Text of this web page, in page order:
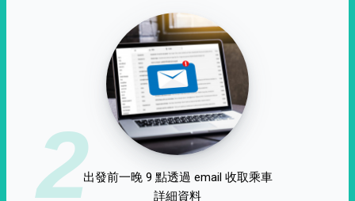
2出發前一晚 9 點透過 email 收取乘車
詳細資料